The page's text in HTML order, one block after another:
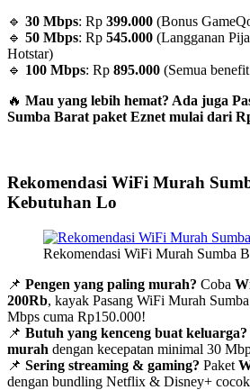
🔹 30 Mbps: Rp 399.000 (Bonus
🔹 50 Mbps: Rp 545.000 (Langganan
Hotstar)
🔹 100 Mbps: Rp 895.000 (Semua
🔥 Mau yang lebih hemat? Ada juga
Sumba Barat paket Eznet mulai dari
Rekomendasi WiFi Murah
Kebutuhan Lo
Rekomendasi WiFi Murah Sumba
📌 Pengen yang paling murah? Coba
200Rb, kayak Pasang WiFi Murah
Mbps cuma Rp150.000!
📌 Butuh yang kenceng buat keluarga?
murah dengan kecepatan minimal 30
📌 Sering streaming & gaming? Paket
dengan bundling Netflix & Disney+